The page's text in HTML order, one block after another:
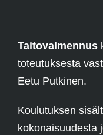
Taitovalmennus
toteutuksesta
Eetu Putkinen.
Koulutuksen
kokonaisuudesta